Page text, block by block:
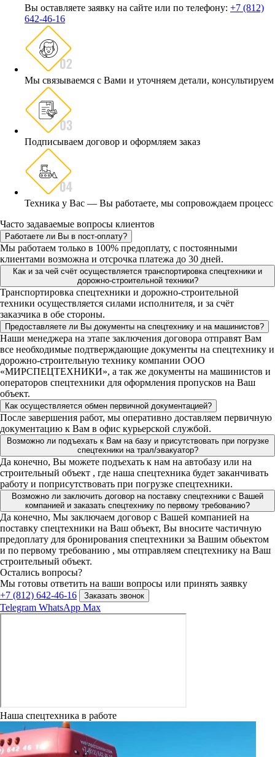
Вы оставляете заявку на сайте или по телефону: +7 (812)
642-46-16
Мы связываемся с Вами и уточняем детали, консультируем
Подписываем договор и оформляем заказ
Техника у Вас — Вы работаете, мы сопровождаем процесс
Часто задаваемые вопросы клиентов
Работаете ли Вы в пост-оплату?
Мы работаем только в 100% предоплату, с постоянными
клиентами возможна и отсрочка платежа до 30 дней.
Как и за чей счёт осуществляется транспортировка спецтехники и
дорожно-строительной техники?
Транспортировка спецтехники и дорожно-строительной
техники осуществляется силами исполнителя, и за счёт
заказчика в обе стороны.
Предоставляете ли Вы документы на спецтехнику и на машинистов?
Наши менеджера на этапе заключения договора отправят Вам
все необходимые подтверждающие документы на спецтехнику и
дорожно-строительную технику компании ООО
«МИРСПЕЦТЕХНИКИ», а так же документы на машинистов и
операторов спецтехники для оформления пропусков на Ваш
объект.
Как осуществляется обмен первичной документацией?
После завершения работ, мы оперативно доставляем первичную
документацию к Вам в офис курьерской службой.
Возможно ли подъехать к Вам на базу и присутствовать при погрузке
спецтехники на трал/эвакуатор?
Да конечно, Вы можете подъехать к нам на автобазу или на
строительный объект , где наша спецтехника будет заканчивать
работу и поприсутствовать при погрузке спецтехники.
Возможно ли заключить договор на поставку спецтехники с Вашей
компанией и заказать спецтехнику по первому требованию?
Да конечно, Мы заключаем договор с Вашей компанией на
поставку спецтехники на Ваш объект, Вы вносите частичную
предоплату для бронирования спецтехники за Вашим обьектом
и по первому требованию , мы отправляем спецтехнику на Ваш
строительный объект.
Остались вопросы?
Мы готовы ответить на ваши вопросы или принять заявку
+7 (812) 642-46-16
Заказать звонок
Telegram WhatsApp Max
Наша спецтехника в работе